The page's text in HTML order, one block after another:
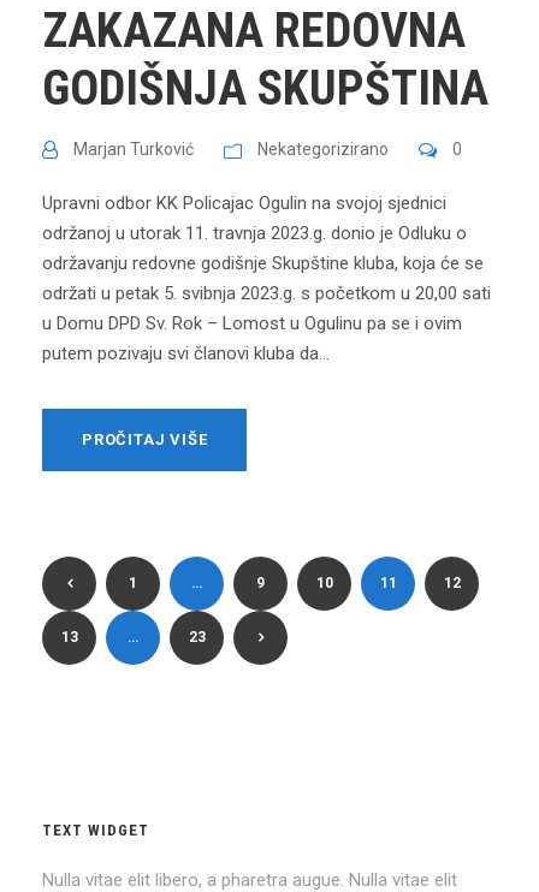
ZAKAZANA REDOVNA
GODIŠNJA SKUPŠTINA
Marjan Turković Nekategorizirano 0
Upravni odbor KK Policajac Ogulin na svojoj sjednici
održanoj u utorak 11. travnja 2023.g. donio je Odluku o
održavanju redovne godišnje Skupštine kluba, koja će se
održati u petak 5. svibnja 2023.g. s početkom u 20,00 sati
u Domu DPD Sv. Rok – Lomost u Ogulinu pa se i ovim
putem pozivaju svi članovi kluba da...
PROČITAJ VIŠE
1 … 9 10 11 12
13 … 23
TEXT WIDGET
Nulla vitae elit libero, a pharetra augue. Nulla vitae elit